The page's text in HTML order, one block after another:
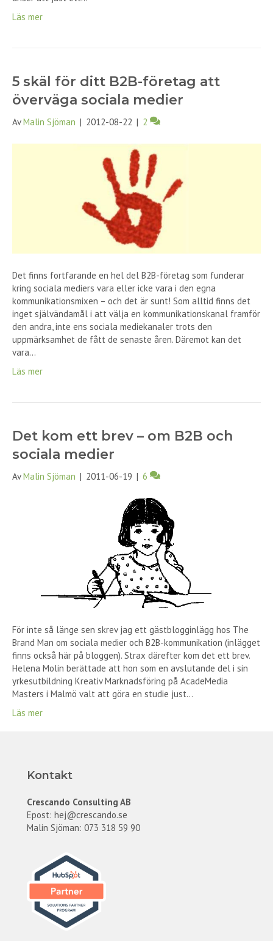
Läs mer
5 skäl för ditt B2B-företag att
överväga sociala medier
AvMalin Sjöman | 2012-08-22 | 2
Det finns fortfarande en hel del B2B-företag som funderar
kring sociala mediers vara eller icke vara i den egna
kommunikationsmixen – och det är sunt! Som alltid finns det
inget självändamål i att välja en kommunikationskanal framför
den andra, inte ens sociala mediekanaler trots den
uppmärksamhet de fått de senaste åren. Däremot kan det
vara…
Läs mer
Det kom ett brev – om B2B och
sociala medier
AvMalin Sjöman | 2011-06-19 | 6
För inte så länge sen skrev jag ett gästblogginlägg hos The
Brand Man om sociala medier och B2B-kommunikation (inlägget
finns också här på bloggen). Strax därefter kom det ett brev.
Helena Molin berättade att hon som en avslutande del i sin
yrkesutbildning Kreativ Marknadsföring på AcadeMedia
Masters i Malmö valt att göra en studie just…
Läs mer
Kontakt
Crescando Consulting AB
Epost: hej@crescando.se
Malin Sjöman: 073 318 59 90